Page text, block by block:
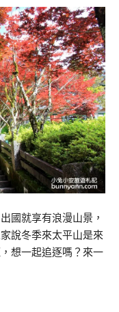
國就享有浪漫山景，
說冬季來太平山是來
想一起追逐嗎？來一